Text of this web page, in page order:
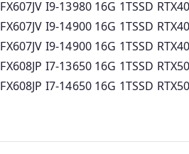
I9-13980 16G 1TSSD
I9-14900 16G 1TSSD
I9-14900 16G 1TSSD
I7-13650 16G 1TSSD
I7-14650 16G 1TSSD